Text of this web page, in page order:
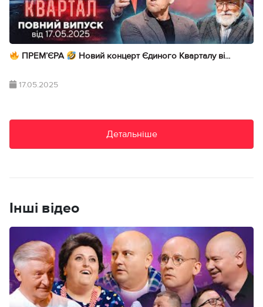
ПРЕМ’ЄРА Новий концерт Єдиного Кварталу ві...
17.05.2025
Детальніше
Інші відео